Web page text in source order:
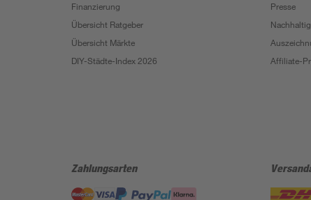
Finanzierung
Übersicht Ratgeber
Übersicht Märkte
DIY-Städte-Index 2026
Presse
Affiliate-
Zahlungsarten